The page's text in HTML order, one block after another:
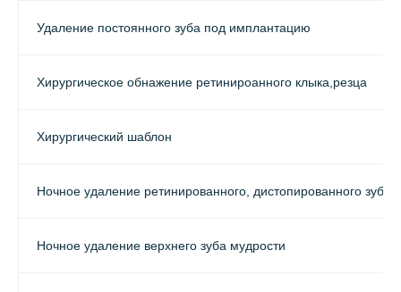
Удаление постоянного зуба под имплантацию
Хирургическое обнажение ретинироанного клыка,резца
Хирургический шаблон
Ночное удаление ретинированного, дистопированного зуба
Ночное удаление верхнего зуба мудрости